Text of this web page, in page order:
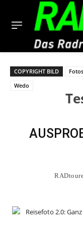
COPYRIGHT BILD
Wedo